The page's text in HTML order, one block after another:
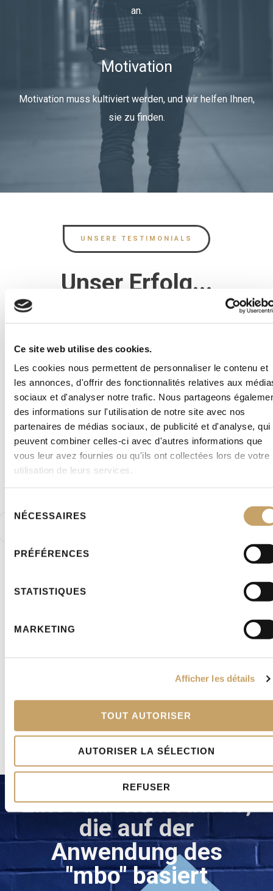
Ce site web utilise des cookies.
Les cookies nous permettent de personnaliser le contenu et
les annonces, d'offrir des fonctionnalités relatives aux
sociaux et d'analyser notre trafic. Nous partageons
des informations sur l'utilisation de notre site avec nos
partenaires de médias sociaux, de publicité et d'analyse, qui
peuvent combiner celles-ci avec d'autres informations que
vous leur avez fournies ou qu'ils ont collectées lors de votre
utilisation de leurs services.
NÉCESSAIRES
PRÉFÉRENCES
STATISTIQUES
MARKETING
Afficher les détails
TOUT AUTORISER
AUTORISER LA SÉLECTION
REFUSER
an.
Motivation
Motivation muss kultiviert werden, und wir helfen Ihnen,
sie zu finden.
UNSERE TESTIMONIALS
Unser Erfolg...
"Ech war vun 2011 bis 2021 am
Vëlossport aktiv, vun 2016 bis 2017
semi-professionell. Wéi ech 2017 ee
mentalen Down hat, well ech
Schwieregkeeten hat eng gesond
Balance ze fannen tëschent mengem
Sport, menger Vollzäitaarbecht a
mengem privat Liewen, war ech op der
Sich no engem Coach. Bj Coaching huet
mir gehollef méi Struktur an ee bessert
1 2 3 4 5 6 7
Eine Arbeitsmethode,
die auf der
Anwendung des
"mbo" basiert